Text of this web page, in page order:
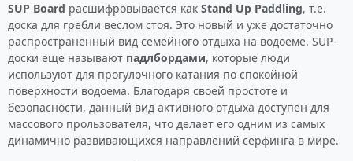
SUP Board расшифровывается как Stand Up Paddling, т.е.
доска для гребли веслом стоя. Это новый и уже достаточно
распространенный вид семейного отдыха на водоеме. SUP-
доски еще называют падлбордами, которые люди
используют для прогулочного катания по спокойной
поверхности водоема. Благодаря своей простоте и
безопасности, данный вид активного отдыха доступен для
массового прользователя, что делает его одним из самых
динамично развивающихся направлений серфинга в мире.